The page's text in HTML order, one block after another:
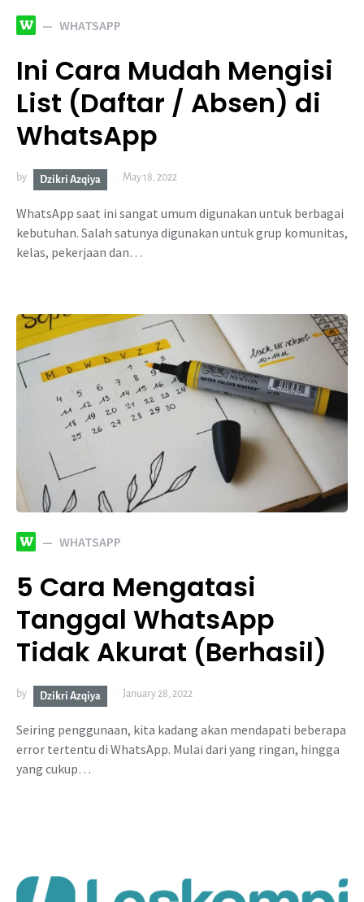
W WHATSAPP
Ini Cara Mudah Mengisi
List (Daftar / Absen) di
WhatsApp
by Dzikri Azqiya May 18, 2022
WhatsApp saat ini sangat umum digunakan untuk berbagai
kebutuhan. Salah satunya digunakan untuk grup komunitas,
kelas, pekerjaan dan…
W WHATSAPP
5 Cara Mengatasi
Tanggal WhatsApp
Tidak Akurat (Berhasil)
by Dzikri Azqiya January 28, 2022
Seiring penggunaan, kita kadang akan mendapati beberapa
error tertentu di WhatsApp. Mulai dari yang ringan, hingga
yang cukup…